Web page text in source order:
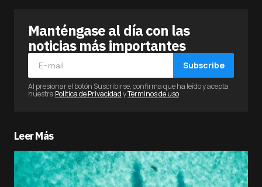
Manténgase al día con las
noticias más importantes
Subscribe
Al presionar el botón Suscribirse, confirma que ha leído y acepta
nuestra Política de PrivacidadyTérminos de uso
Leer Más